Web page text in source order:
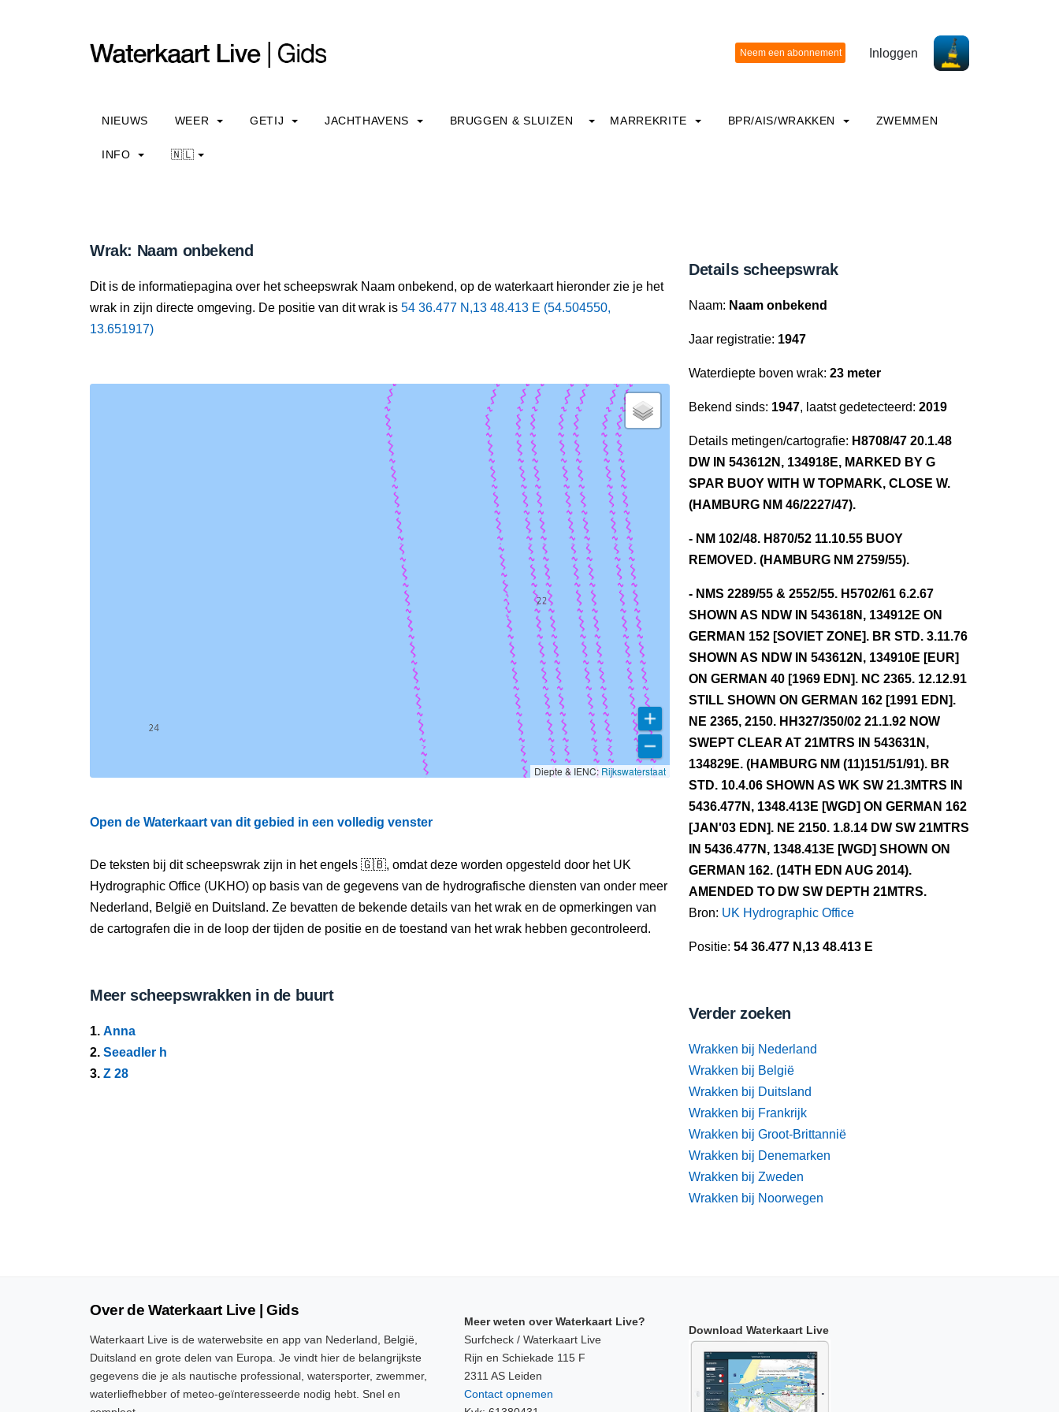
Inloggen
NIEUWS WEER GETIJ JACHTHAVENS BRUGGEN & SLUIZEN MARREKRITE BPR/AIS/WRAKKEN ZWEMMEN
INFO 🇳🇱
Wrak: Naam onbekend
Dit is de informatiepagina over het scheepswrak Naam onbekend, op de waterkaart hieronder zie je het
wrak in zijn directe omgeving. De positie van dit wrak is 54 36.477 N,13 48.413 E (54.504550,
13.651917)
Diepte & IENC:Rijkswaterstaat
Open de Waterkaart van dit gebied in een volledig venster
De teksten bij dit scheepswrak zijn in het engels 🇬🇧, omdat deze worden opgesteld door het UK
Hydrographic Office (UKHO) op basis van de gegevens van de hydrografische diensten van onder meer
Nederland, België en Duitsland. Ze bevatten de bekende details van het wrak en de opmerkingen van
de cartografen die in de loop der tijden de positie en de toestand van het wrak hebben gecontroleerd.
Meer scheepswrakken in de buurt
1. Anna
2. Seeadler h
3. Z 28
Details scheepswrak
Naam: Naam onbekend
Jaar registratie: 1947
Waterdiepte boven wrak: 23 meter
Bekend sinds: 1947, laatst gedetecteerd: 2019
Details metingen/cartografie: H8708/47 20.1.48
DW IN 543612N, 134918E, MARKED BY G
SPAR BUOY WITH W TOPMARK, CLOSE W.
(HAMBURG NM 46/2227/47).
- NM 102/48. H870/52 11.10.55 BUOY
REMOVED. (HAMBURG NM 2759/55).
- NMS 2289/55 & 2552/55. H5702/61 6.2.67
SHOWN AS NDW IN 543618N, 134912E ON
GERMAN 152 [SOVIET ZONE]. BR STD. 3.11.76
SHOWN AS NDW IN 543612N, 134910E [EUR]
ON GERMAN 40 [1969 EDN]. NC 2365. 12.12.91
STILL SHOWN ON GERMAN 162 [1991 EDN].
NE 2365, 2150. HH327/350/02 21.1.92 NOW
SWEPT CLEAR AT 21MTRS IN 543631N,
134829E. (HAMBURG NM (11)151/51/91). BR
STD. 10.4.06 SHOWN AS WK SW 21.3MTRS IN
5436.477N, 1348.413E [WGD] ON GERMAN 162
[JAN'03 EDN]. NE 2150. 1.8.14 DW SW 21MTRS
IN 5436.477N, 1348.413E [WGD] SHOWN ON
GERMAN 162. (14TH EDN AUG 2014).
AMENDED TO DW SW DEPTH 21MTRS.
Bron: UK Hydrographic Office
Positie: 54 36.477 N,13 48.413 E
Verder zoeken
Wrakken bij Nederland
Wrakken bij België
Wrakken bij Duitsland
Wrakken bij Frankrijk
Wrakken bij Groot-Brittannië
Wrakken bij Denemarken
Wrakken bij Zweden
Wrakken bij Noorwegen
Over de Waterkaart Live | Gids
Waterkaart Live is de waterwebsite en app van Nederland, België,
Duitsland en grote delen van Europa. Je vindt hier de belangrijkste
gegevens die je als nautische professional, watersporter, zwemmer,
waterliefhebber of meteo-geïnteresseerde nodig hebt. Snel en
Meer weten over Waterkaart Live?
Surfcheck / Waterkaart Live
Rijn en Schiekade 115 F
2311 AS Leiden
Contact opnemen
Download Waterkaart Live